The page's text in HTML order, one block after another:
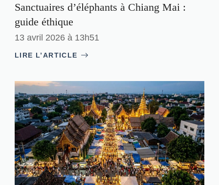
Sanctuaires d’éléphants à Chiang Mai :
guide éthique
13 avril 2026 à 13h51
LIRE L’ARTICLE